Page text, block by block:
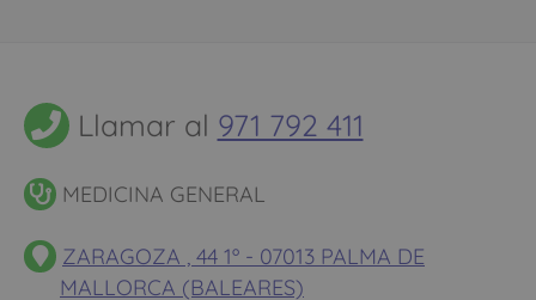
Llamar al 971 792 411
MEDICINA GENERAL
ZARAGOZA , 44 1º - 07013 PALMA DE
MALLORCA (BALEARES)